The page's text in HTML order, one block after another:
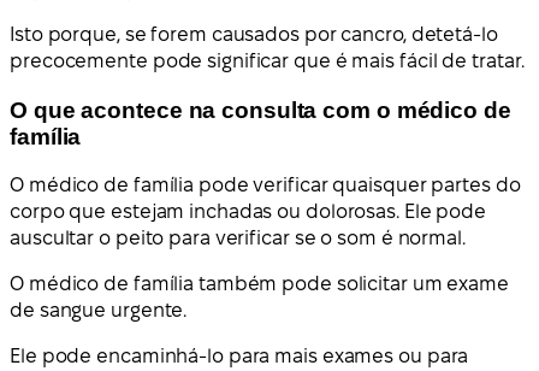
Isto porque, se forem causados por cancro, detetá-lo
precocemente pode significar que é mais fácil de tratar.
O que acontece na consulta com o médico de
família
O médico de família pode verificar quaisquer partes do
corpo que estejam inchadas ou dolorosas. Ele pode
auscultar o peito para verificar se o som é normal.
O médico de família também pode solicitar um exame
de sangue urgente.
Ele pode encaminhá-lo para mais exames ou para